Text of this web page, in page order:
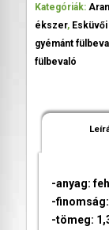
Kategóriák:
ékszer,
gyémánt
fülbevaló
-anyag:
-
-tömeg: